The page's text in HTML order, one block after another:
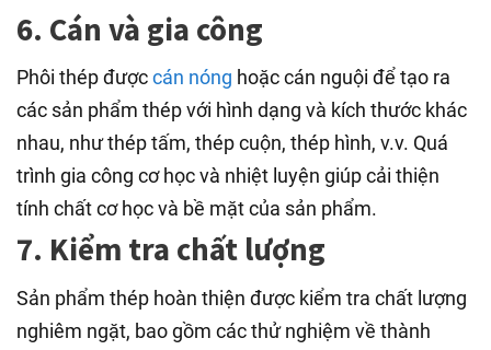
6. Cán và gia công
Phôi thép đượccán nóng hoặc cán nguội để tạo ra
các sản phẩm thép với hình dạng và kích thước khác
nhau, như thép tấm, thép cuộn, thép hình, v.v. Quá
trình gia công cơ học và nhiệt luyện giúp cải thiện
tính chất cơ học và bề mặt của sản phẩm.
7. Kiểm tra chất lượng
Sản phẩm thép hoàn thiện được kiểm tra chất lượng
nghiêm ngặt, bao gồm các thử nghiệm về thành